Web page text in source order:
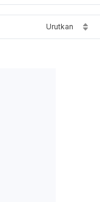
Urutkan